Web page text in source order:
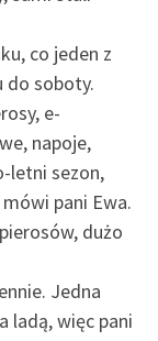
co jeden z
do soboty.
e-
napoje,
letni sezon,
pani Ewa.
dużo
Jedna
ladą, więc pani